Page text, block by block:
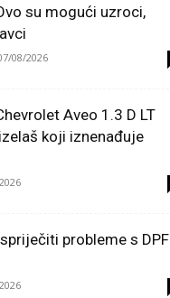
su mogući uzroci,
08/2026
Aveo 1.3 D LT
koji iznenađuje
probleme s DPF